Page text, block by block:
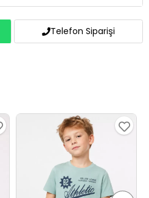
Telefon Siparişi